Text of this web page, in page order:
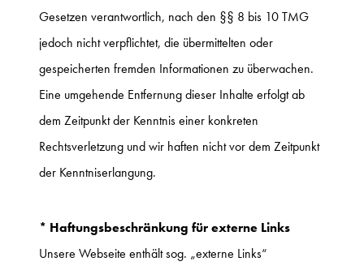
Gesetzen verantwortlich, nach den §§ 8 bis 10 TMG
jedoch nicht verpflichtet, die übermittelten oder
gespeicherten fremden Informationen zu überwachen.
Eine umgehende Entfernung dieser Inhalte erfolgt ab
dem Zeitpunkt der Kenntnis einer konkreten
Rechtsverletzung und wir haften nicht vor dem Zeitpunkt
der Kenntniserlangung.
* Haftungsbeschränkung für externe Links
Unsere Webseite enthält sog. „externe Links“